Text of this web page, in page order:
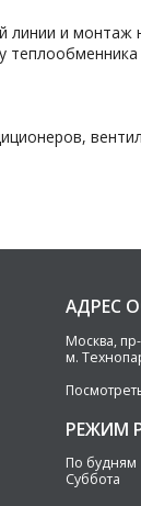
линии и монтаж
АДРЕС
Москва,
м.
РЕЖИМ
По будням
Суббота